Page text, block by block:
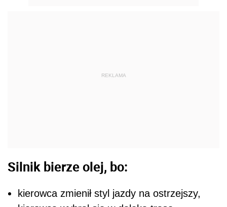
REKLAMA
Silnik bierze olej, bo:
kierowca zmienił styl jazdy na ostrzejszy,